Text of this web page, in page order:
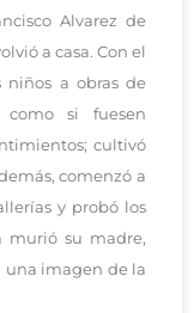
Alvarez de
a casa. Con el
niños a obras de
si fuesen
cultivó
comenzó a
y probó los
murió su madre,
una imagen de la